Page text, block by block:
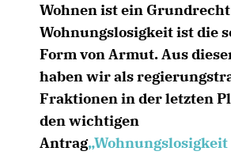
Wohnen ist ein
Wohnungslosigkeit ist die
Form von Armut. Aus
haben wir als
Fraktionen in der letzten
den wichtigen
AntragWohnungslosigkeit